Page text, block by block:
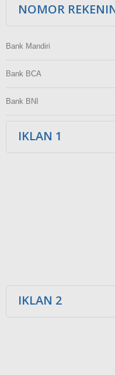
NOMOR
Bank Mandiri
Bank BCA
Bank BNI
IKLAN 1
IKLAN 2